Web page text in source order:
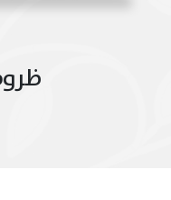
ظروف -